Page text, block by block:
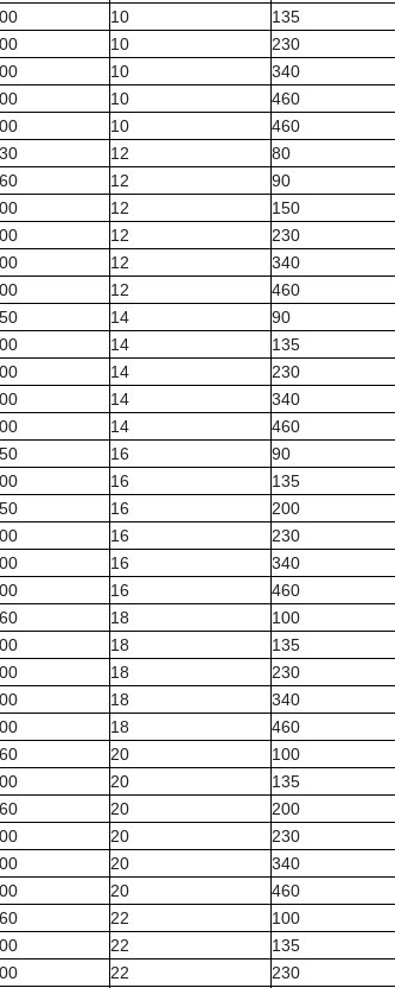
10 135
10 230
10 340
10 460
10 460
12 80
12 90
12 150
12 230
12 340
12 460
14 90
14 135
14 230
14 340
14 460
16 90
16 135
16 200
16 230
16 340
16 460
18 100
18 135
18 230
18 340
18 460
20 100
20 135
20 200
20 230
20 340
20 460
22 100
22 135
22 230